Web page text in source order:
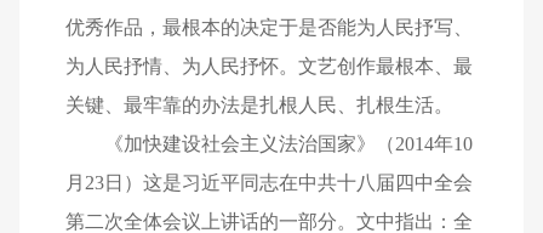
优秀作品，最根本的决定于是否能为人民抒写、
为人民抒情、为人民抒怀。文艺创作最根本、最
关键、最牢靠的办法是扎根人民、扎根生活。
《加快建设社会主义法治国家》（2014年10
月23日）这是习近平同志在中共十八届四中全会
第二次全体会议上讲话的一部分。文中指出：全